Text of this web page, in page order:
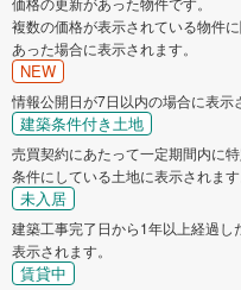
複数の価格が表示されている物件
あった場合に表示されます。
NEW
情報公開日が7日以内の場合に表示
建築条件付き土地
売買契約にあたって一定期間内に
条件にしている土地に表示されます
未入居
建築工事完了日から1年以上経過
表示されます。
賃貸中